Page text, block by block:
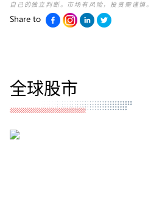
自己的独立判断。市场有风险，投资需谨慎。
Share to
全球股市